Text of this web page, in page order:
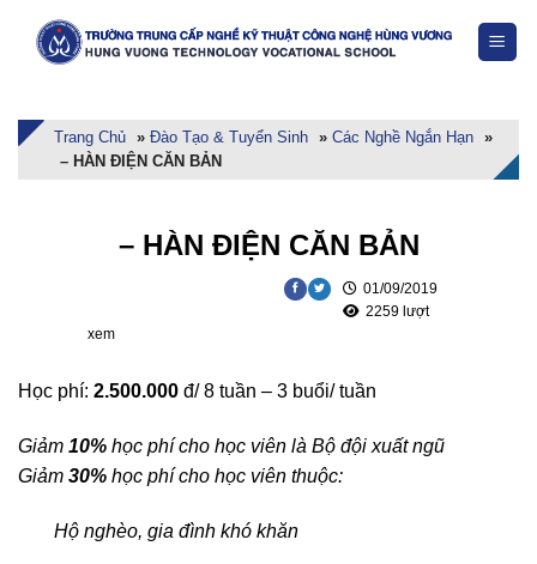
Trang Chủ » Đào Tạo & Tuyển Sinh » Các Nghề Ngắn Hạn »
– HÀN ĐIỆN CĂN BẢN
– HÀN ĐIỆN CĂN BẢN
01/09/2019
2259 lượt
xem
Học phí: 2.500.000 đ/ 8 tuần – 3 buổi/ tuần
Giảm 10% học phí cho học viên là Bộ đội xuất ngũ
Giảm 30% học phí cho học viên thuộc:
Hộ nghèo, gia đình khó khăn